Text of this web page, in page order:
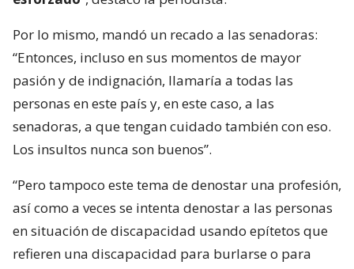
Por lo mismo, mandó un recado a las senadoras:
“Entonces, incluso en sus momentos de mayor
pasión y de indignación, llamaría a todas las
personas en este país y, en este caso, a las
senadoras, a que tengan cuidado también con eso.
Los insultos nunca son buenos”.
“Pero tampoco este tema de denostar una profesión,
así como a veces se intenta denostar a las personas
en situación de discapacidad usando epítetos que
refieren una discapacidad para burlarse o para